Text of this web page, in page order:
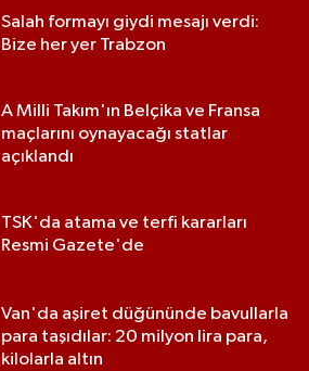
Salah formayı giydi mesajı verdi:
Bize her yer Trabzon
A Milli Takım'ın Belçika ve Fransa
maçlarını oynayacağı statlar
açıklandı
TSK'da atama ve terfi kararları
Resmi Gazete'de
Van'da aşiret düğününde bavullarla
para taşıdılar: 20 milyon lira para,
kilolarla altın